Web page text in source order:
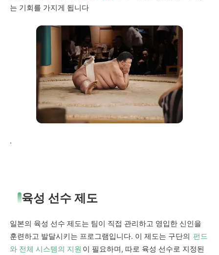
는 기회를 가지게 됩니다
.
육성 선수 제도
일본의 육성 선수 제도는 팀이 직접 관리하고 영입한 신인을
훈련하고 발달시키는 프로그램입니다. 이 제도는 구단의 펀드
와 전체 시스템의 지원 이 필요하며, 따로 육성 선수로 지정된